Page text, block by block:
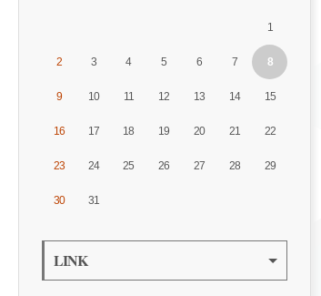
1
2 3 4 5 6 7 8
9 10 11 12 13 14 15
16 17 18 19 20 21 22
23 24 25 26 27 28 29
30 31
LINK